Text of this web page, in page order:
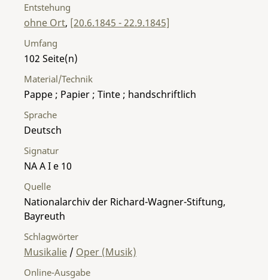
Entstehung
ohne Ort, [20.6.1845 - 22.9.1845]
Umfang
102
Material/Technik
Pappe ; Papier ; Tinte ; handschriftlich
Sprache
Deutsch
Signatur
NA A I e 10
Quelle
Nationalarchiv der Richard-Wagner-Stiftung,
Bayreuth
Schlagwörter
Musikalie / Oper (Musik)
Online-Ausgabe